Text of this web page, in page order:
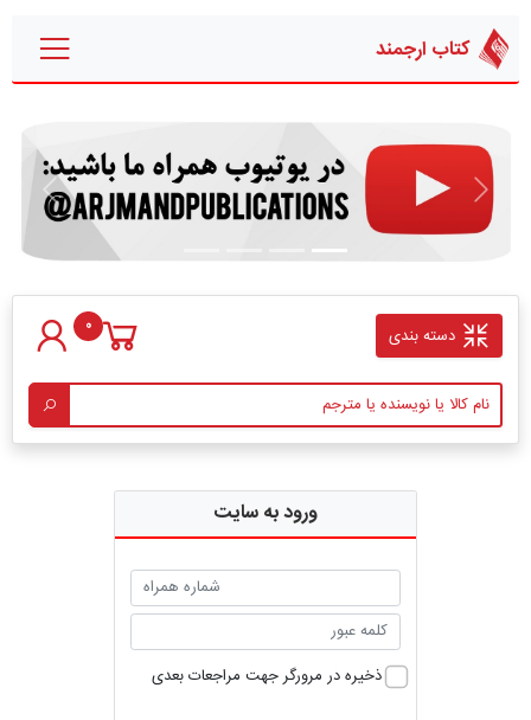
کتاب ارجمند
قبلی بعدی
دسته بندی 0
ورود به سایت
ذخیره در مرورگر جهت مراجعات بعدی